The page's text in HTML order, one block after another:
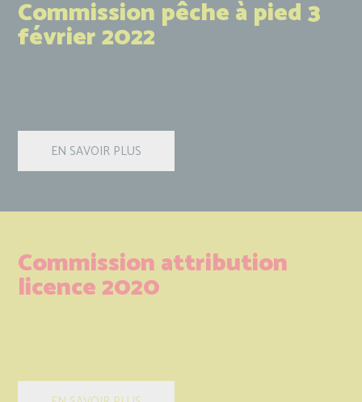
Commission pêche à pied 3
février 2022
Commission attribution
licence 2020